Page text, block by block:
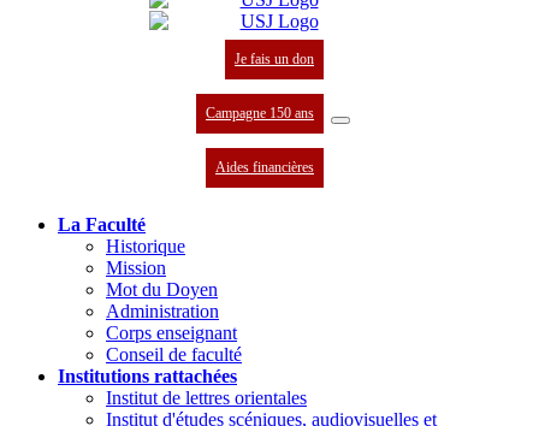
Je fais un don
Campagne 150 ans
Aides financières
La Faculté
Historique
Mission
Mot du Doyen
Administration
Corps enseignant
Conseil de faculté
Institutions rattachées
Institut de lettres orientales
Institut d'études scéniques, audiovisuelles et